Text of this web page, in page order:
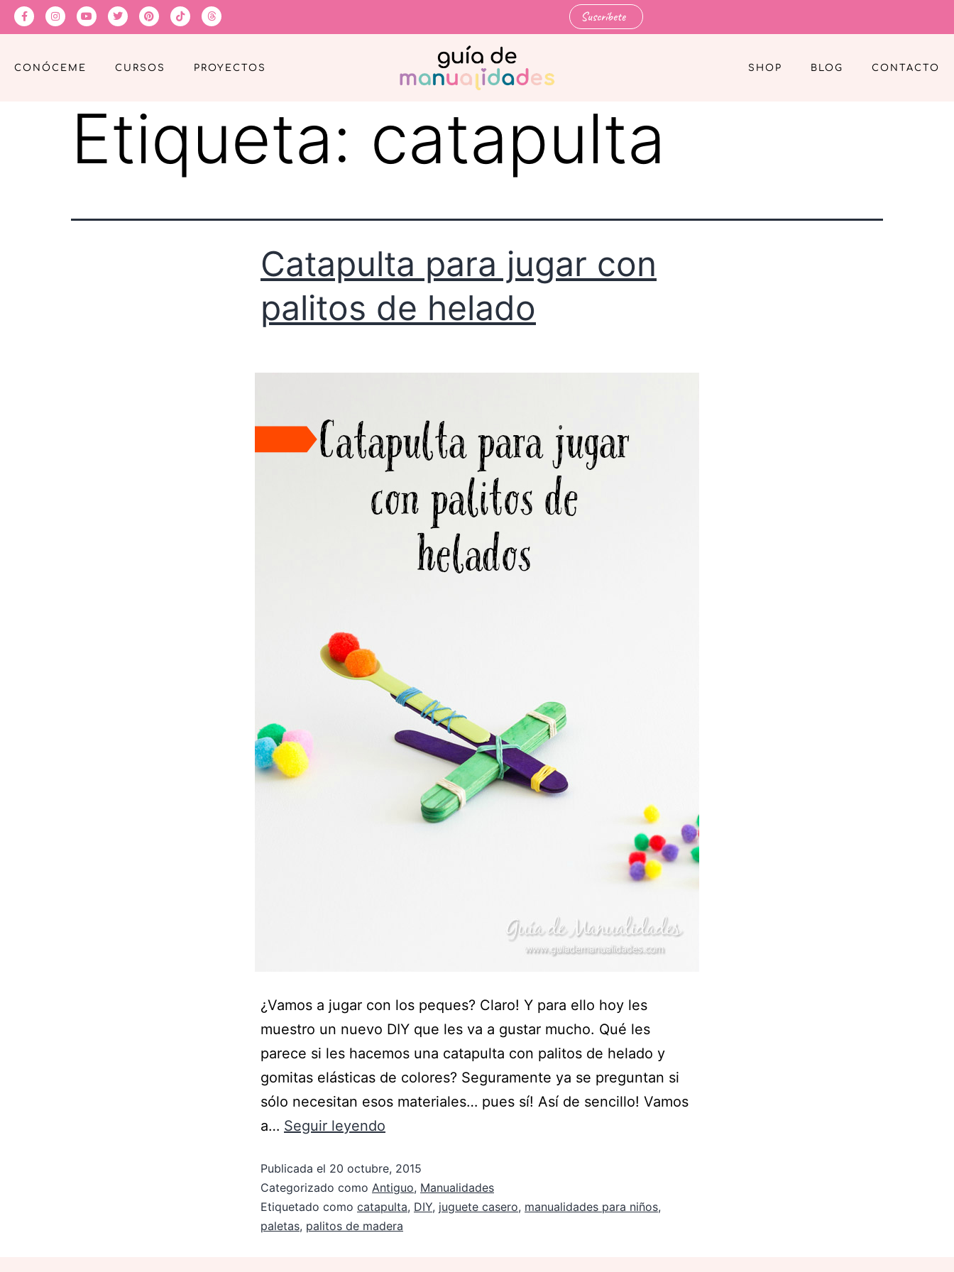
Suscríbete
CONÓCEME CURSOS PROYECTOS SHOP BLOG CONTACTO
Etiqueta: catapulta
Catapulta para jugar con
palitos de helado
¿Vamos a jugar con los peques? Claro! Y para ello hoy les
muestro un nuevo DIY que les va a gustar mucho. Qué les
parece si les hacemos una catapulta con palitos de helado y
gomitas elásticas de colores? Seguramente ya se preguntan si
sólo necesitan esos materiales… pues sí! Así de sencillo! Vamos
a… Seguir leyendo
Publicada el 20 octubre, 2015
Categorizado como Antiguo, Manualidades
Etiquetado como catapulta, DIY, juguete casero, manualidades para niños,
paletas, palitos de madera